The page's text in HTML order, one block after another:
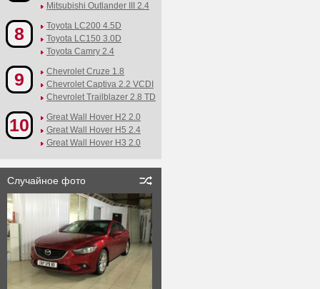
Mitsubishi Outlander III 2.4
8
Toyota LC200 4.5D
Toyota LC150 3.0D
Toyota Camry 2.4
9
Chevrolet Cruze 1.8
Chevrolet Captiva 2.2 VCDI
Chevrolet Trailblazer 2.8 TD
10
Great Wall Hover H2 2.0
Great Wall Hover H5 2.4
Great Wall Hover H3 2.0
Случайное фото